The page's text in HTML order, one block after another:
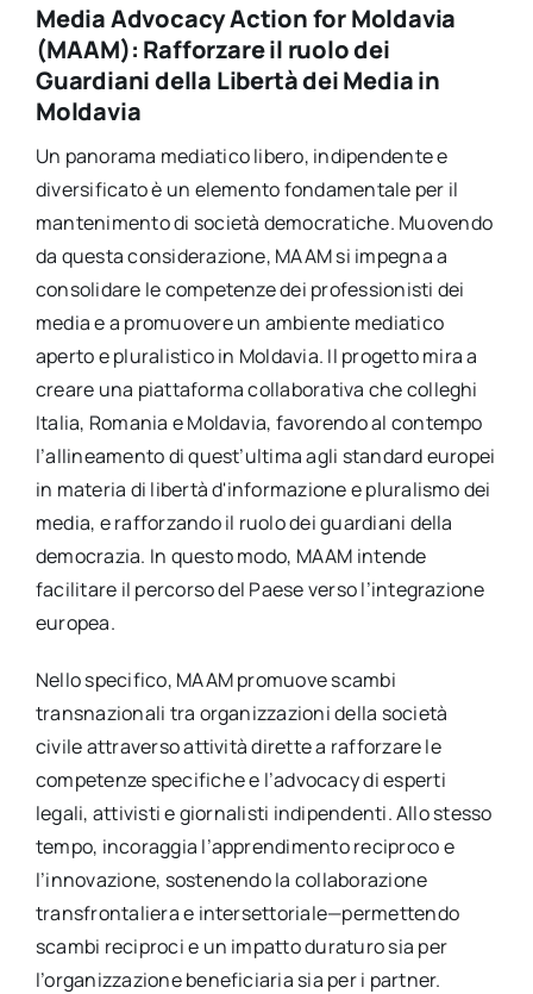
Media Advocacy Action for Moldavia
(MAAM): Rafforzare il ruolo dei
Guardiani della Libertà dei Media in
Moldavia
Un panorama mediatico libero, indipendente e
diversificato è un elemento fondamentale per il
mantenimento di società democratiche. Muovendo
da questa considerazione, MAAM si impegna a
consolidare le competenze dei professionisti dei
media e a promuovere un ambiente mediatico
aperto e pluralistico in Moldavia. Il progetto mira a
creare una piattaforma collaborativa che colleghi
Italia, Romania e Moldavia, favorendo al contempo
l’allineamento di quest’ultima agli standard europei
in materia di libertà d'informazione e pluralismo dei
media, e rafforzando il ruolo dei guardiani della
democrazia. In questo modo, MAAM intende
facilitare il percorso del Paese verso l’integrazione
europea.
Nello specifico, MAAM promuove scambi
transnazionali tra organizzazioni della società
civile attraverso attività dirette a rafforzare le
competenze specifiche e l’advocacy di esperti
legali, attivisti e giornalisti indipendenti. Allo stesso
tempo, incoraggia l’apprendimento reciproco e
l’innovazione, sostenendo la collaborazione
transfrontaliera e intersettoriale—permettendo
scambi reciproci e un impatto duraturo sia per
l’organizzazione beneficiaria sia per i partner.